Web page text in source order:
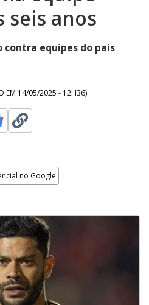
seis anos
contra equipes do país
EM 14/05/2025 - 12H36)
no Google